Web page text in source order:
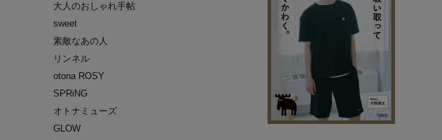
大人のおしゃれ手帖
sweet
素敵なあの人
リンネル
otona ROSY
SPRiNG
オトナミューズ
GLOW